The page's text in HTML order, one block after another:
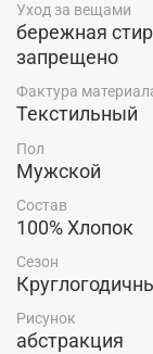
Уход за вещами
бережная
запрещено
Фактура
Текстильный
Пол
Мужской
Состав
100% Хлопок
Сезон
Рисунок
абстракция